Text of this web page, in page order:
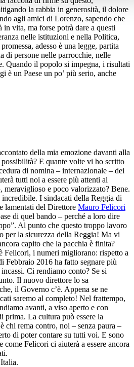
la rabbia in generosità, il dolore
agli amici di Lorenzo, sapendo che
in vita, ma forse potrà dare a questi
nelle istituzioni e nella Politica,
adesso è una legge, partita
di persone nelle parrocchie, nelle
Quando il popolo si impegna, i risultati
è un Paese un po’ più serio, anche
della mia emozione davanti alla
E quante volte vi ho scritto
di nomina – internazionale – dei
tutti noi a essere più attenti al
meraviglioso e poco valorizzato? Bene.
I sindacati della Reggia di
lamentati del Direttore Mauro Felicori
di quel bando – perché a loro dire
Al punto che questo troppo lavoro
per la sicurezza della Reggia! Ma vi
capito che la pacchia è finita?
Felicori, i numeri migliorano: rispetto a
Febbraio 2016 ha fatto segnare più
Ci rendiamo conto? Se si
Il nuovo direttore lo sa
il Governo c’è. Appena se ne
saremo al completo! Nel frattempo,
avanti, a viso aperto e con
prima. La cultura può essere la
chi rema contro, noi – senza paura –
di poter contare su tutti voi. E sono
come Felicori ci aiuterà a essere ancora